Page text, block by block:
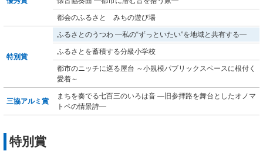
都会のふるさと みちの遊び場
特別賞
ふるさとのうつわ ―私の“ずっといたい”を地域と共有する―
ふるさとを蓄積する分級小学校
都市のニッチに巡る屋台 ～小規模パブリックスペースに根付く
愛着～
三協アルミ賞
まちを奏でる七百三のいろは音 ―旧参拝路を舞台としたオノマ
トペの情景詩―
特別賞